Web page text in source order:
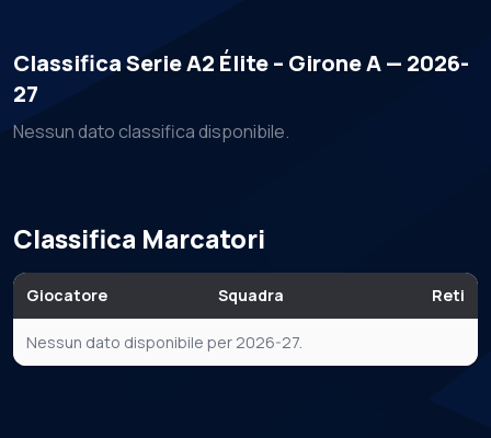
Classifica Serie A2 Élite – Girone A — 2026-
27
Nessun dato classifica disponibile.
Classifica Marcatori
Giocatore Squadra Reti
Nessun dato disponibile per 2026-27.